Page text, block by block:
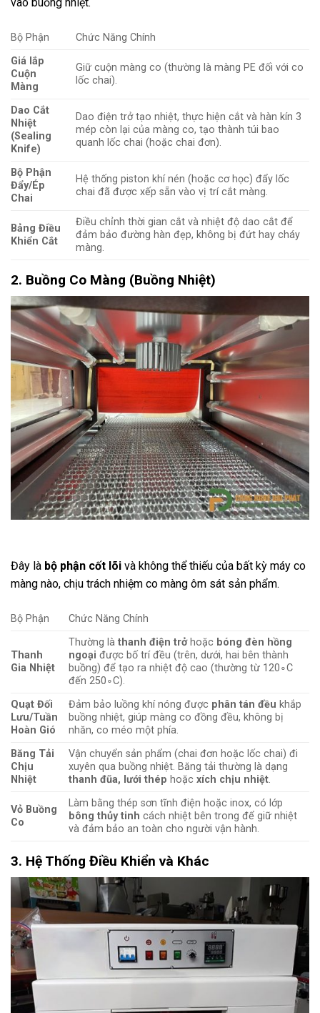
Bộ Phận
Chức Năng Chính
Giá lắp
Cuộn
Màng
Giữ cuộn màng co (thường là màng PE đối với co
lốc chai).
Dao Cắt
Nhiệt
(Sealing
Knife)
Dao điện trở tạo nhiệt, thực hiện cắt và hàn kín 3
mép còn lại của màng co, tạo thành túi bao
quanh lốc chai (hoặc chai đơn).
Bộ Phận
Đẩy/Ép
Chai
Hệ thống piston khí nén (hoặc cơ học) đẩy lốc
chai đã được xếp sẵn vào vị trí cắt màng.
Bảng Điều
Khiển Cắt
Điều chỉnh thời gian cắt và nhiệt độ dao cắt để
đảm bảo đường hàn đẹp, không bị đứt hay cháy
màng.
2. Buồng Co Màng (Buồng Nhiệt)
Đây là bộ phận cốt lõi và không thể thiếu của bất kỳ máy co
màng nào, chịu trách nhiệm co màng ôm sát sản phẩm.
Bộ Phận Chức Năng Chính
Thanh
Gia Nhiệt
Thường làthanh điện trởhoặc bóng đèn hồng
ngoại được bố trí đều (trên, dưới, hai bên thành
buồng) để tạo ra nhiệt độ cao (thường từ 120∘C
đến250∘C).
Quạt Đối
Lưu/Tuần
Hoàn Gió
Đảm bảo luồng khí nóng được phân tán đều khắp
buồng nhiệt, giúp màng co đồng đều, không bị
nhăn, co méo một phía.
Băng Tải
Chịu
Nhiệt
Vận chuyển sản phẩm (chai đơn hoặc lốc chai) đi
xuyên qua buồng nhiệt. Băng tải thường là dạng
thanh đũa, lưới thép hoặcxích chịu nhiệt.
Vỏ Buồng
Co
Làm bằng thép sơn tĩnh điện hoặc inox, có lớp
bông thủy tinh cách nhiệt bên trong để giữ nhiệt
và đảm bảo an toàn cho người vận hành.
3. Hệ Thống Điều Khiển và Khác